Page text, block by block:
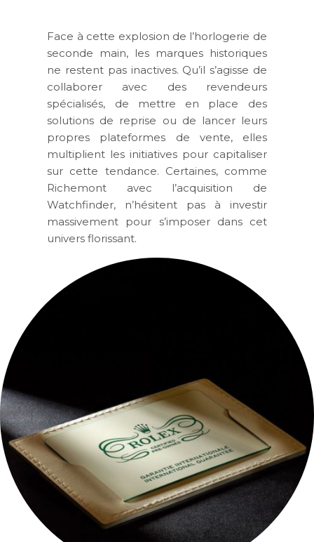
Face à cette explosion de l’horlogerie de
seconde main, les marques historiques
ne restent pas inactives. Qu’il s’agisse de
collaborer avec des revendeurs
spécialisés, de mettre en place des
solutions de reprise ou de lancer leurs
propres plateformes de vente, elles
multiplient les initiatives pour capitaliser
sur cette tendance. Certaines, comme
Richemont avec l’acquisition de
Watchfinder, n’hésitent pas à investir
massivement pour s’imposer dans cet
univers florissant.